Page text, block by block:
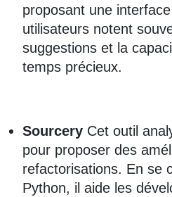
proposant une
utilisateurs notent
suggestions et la
temps précieux.
Sourcery Cet outil
pour proposer des
refactorisations. En se
Python, il aide les